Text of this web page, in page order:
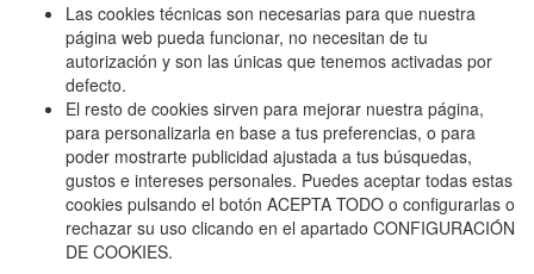
Las cookies técnicas son necesarias para que nuestra
página web pueda funcionar, no necesitan de tu
autorización y son las únicas que tenemos activadas por
defecto.
El resto de cookies sirven para mejorar nuestra página,
para personalizarla en base a tus preferencias, o para
poder mostrarte publicidad ajustada a tus búsquedas,
gustos e intereses personales. Puedes aceptar todas estas
cookies pulsando el botón ACEPTA TODO o configurarlas o
rechazar su uso clicando en el apartado CONFIGURACIÓN
DE COOKIES.